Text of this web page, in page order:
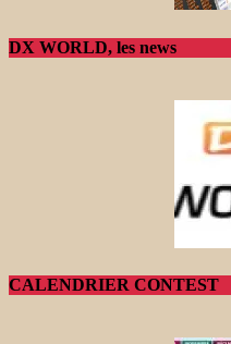
DX WORLD, les news
CALENDRIER CONTEST